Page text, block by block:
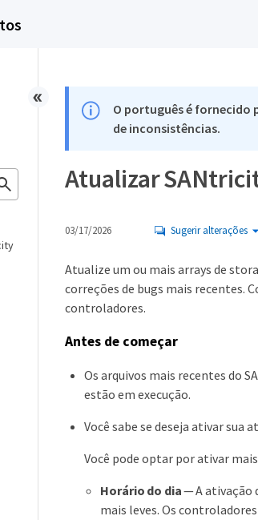
O português é fornecido
de inconsistências.
Atualizar
03/17/2026 Sugerir alterações
Atualize um ou mais arrays de
correções de bugs mais recentes.
controladores.
Antes de começar
Os arquivos mais recentes do
estão em execução.
Você sabe se deseja ativar sua
Você pode optar por ativar
Horário do dia— A ativação
mais leves. Os